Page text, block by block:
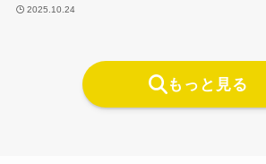
2025.10.24
もっと見る